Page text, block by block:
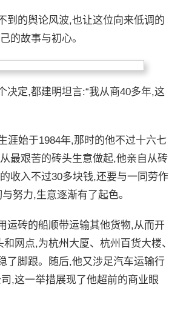
到的舆论风波,也让这位向来低调的
的故事与初心。
决定,都建明坦言:“我从商40多年,这
涯始于1984年,那时的他不过十六七
最艰苦的砖头生意做起,他亲自从砖
收入不过30多块钱,还要与一同劳作
努力,生意逐渐有了起色。
运砖的船顺带运输其他货物,从而开
网点,为杭州大厦、杭州百货大楼、
了脚跟。随后,他又涉足汽车运输行
,这一举措展现了他超前的商业眼